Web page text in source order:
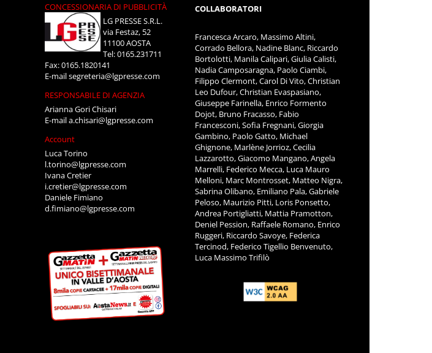
CONCESSIONARIA DI PUBBLICITÀ
LG PRESSE S.R.L.
via Festaz, 52
11100 AOSTA
Tel: 0165.231711
Fax: 0165.1820141
E-mailsegreteria@lgpresse.com
RESPONSABILE DI AGENZIA
Arianna Gori Chisari
E-maila.chisari@lgpresse.com
Account
Luca Torino
l.torino@lgpresse.com
Ivana Cretier
i.cretier@lgpresse.com
Daniele Fimiano
d.fimiano@lgpresse.com
COLLABORATORI
Francesca Arcaro, Massimo Altini,
Corrado Bellora, Nadine Blanc, Riccardo
Bortolotti, Manila Calipari, Giulia Calisti,
Nadia Camposaragna, Paolo Ciambi,
Filippo Clermont, Carol Di Vito, Christian
Leo Dufour, Christian Evaspasiano,
Giuseppe Farinella, Enrico Formento
Dojot, Bruno Fracasso, Fabio
Francesconi, Sofia Fregnani, Giorgia
Gambino, Paolo Gatto, Michael
Ghignone, Marlène Jorrioz, Cecilia
Lazzarotto, Giacomo Mangano, Angela
Marrelli, Federico Mecca, Luca Mauro
Melloni, Marc Montrosset, Matteo Nigra,
Sabrina Olibano, Emiliano Pala, Gabriele
Peloso, Maurizio Pitti, Loris Ponsetto,
Andrea Portigliatti, Mattia Pramotton,
Deniel Pession, Raffaele Romano, Enrico
Ruggeri, Riccardo Savoye, Federica
Tercinod, Federico Tigellio Benvenuto,
Luca Massimo Trifilò